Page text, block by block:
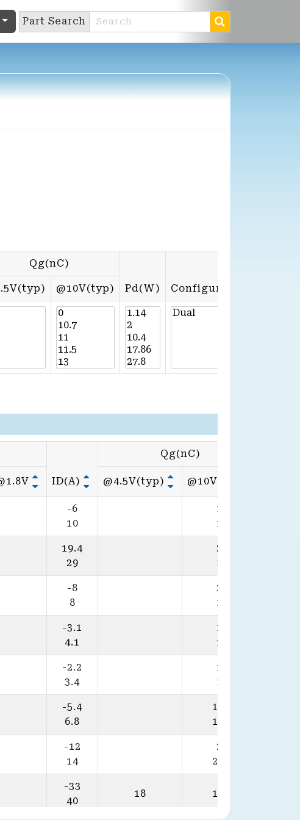
Part Search
Qg(nC)
Pd(W) Configuration
@10V(typ)
ID(A)
Qg(nC)
@4.5V(typ) @10V(typ)
-6
10
16
15
19.4
29
21
15
-8
8
35
13
-3.1
4.1
11
13
-2.2
3.4
16
15
-5.4
6.8
11.5
10.7
-12
14
20
20.5
-33
40
18 14.8